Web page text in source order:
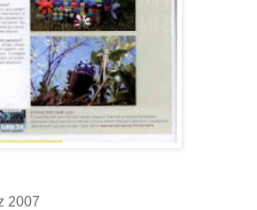
2007